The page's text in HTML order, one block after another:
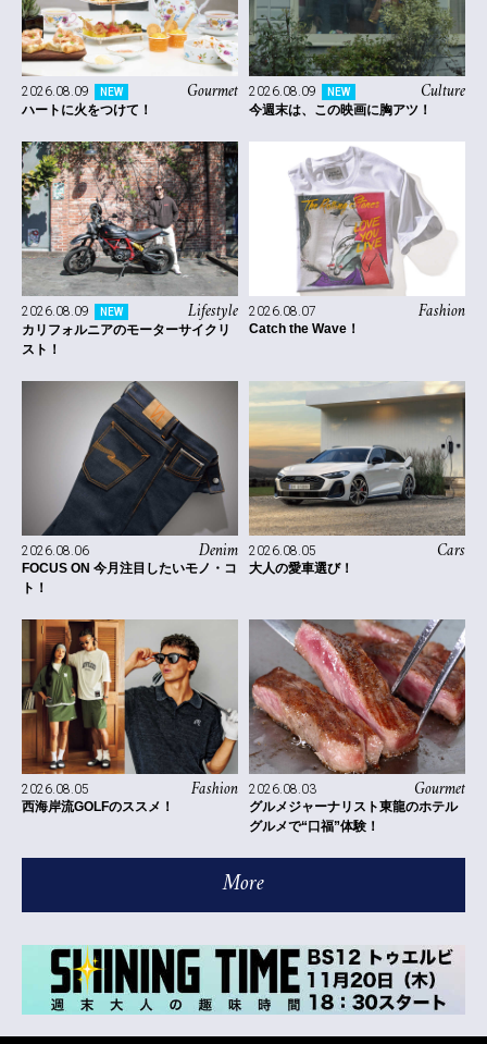
Gourmet
2026.08.09 NEW
ハートに火をつけて！
Culture
2026.08.09 NEW
今週末は、この映画に胸アツ！
Lifestyle
2026.08.09 NEW
カリフォルニアのモーターサイクリ
スト！
Fashion
2026.08.07
Catch the Wave！
Denim
2026.08.06
FOCUS ON 今月注目したいモノ・コ
ト！
Cars
2026.08.05
大人の愛車選び！
Fashion
2026.08.05
西海岸流GOLFのススメ！
Gourmet
2026.08.03
グルメジャーナリスト東龍のホテル
グルメで“口福”体験！
More